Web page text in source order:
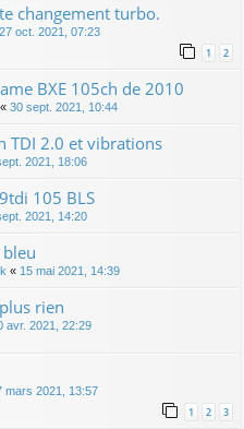
changement turbo.
27 oct. 2021, 07:23
1 2
BXE 105ch de 2010
« 30 sept. 2021, 10:44
TDI 2.0 et vibrations
2021, 18:06
105 BLS
2021, 14:20
« 15 mai 2021, 14:39
rien
avr. 2021, 22:29
mars 2021, 13:57
1 2 3